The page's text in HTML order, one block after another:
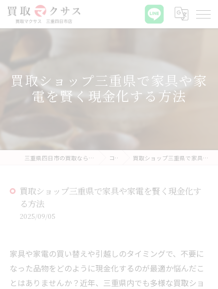
買取ショップ三重県で家具や家
電を賢く現金化する方法
三重県四日市の買取なら買取マクサス 三重四日市店 コラム 買取ショップ三重県で家具や家電を賢く現金化する方法
買取ショップ三重県で家具や家電を賢く現金化す
る方法
2025/09/05
家具や家電の買い替えや引越しのタイミングで、不要に
なった品物をどのように現金化するのが最適か悩んだこ
とはありませんか？近年、三重県内でも多様な買取ショ